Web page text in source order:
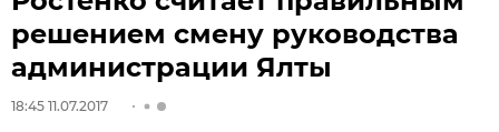
решением смену руководства
администрации Ялты
18:45 11.07.2017